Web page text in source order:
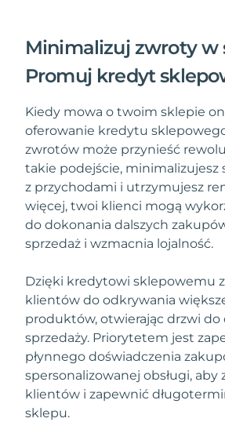
Minimalizuj zwroty w
Promuj kredyt
Kiedy mowa o twoim sklepie
oferowanie kredytu
zwrotów może przynieść
takie podejście, minimalizujesz
z przychodami i utrzymujesz
więcej, twoi klienci mogą
do dokonania dalszych
sprzedaż i wzmacnia lojalność.
Dzięki kredytowi sklepowemu
klientów do odkrywania
produktów, otwierając drzwi
sprzedaży. Priorytetem jest
płynnego doświadczenia
spersonalizowanej obsługi, aby
klientów i zapewnić
sklepu.